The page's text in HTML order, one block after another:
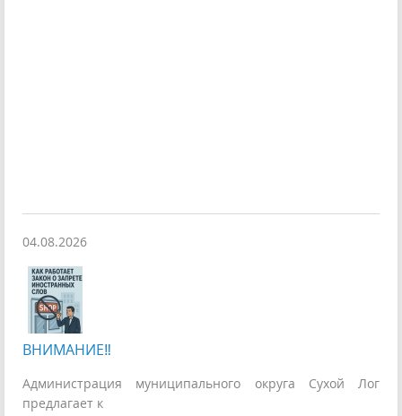
04.08.2026
ВНИМАНИЕ‼
Администрация муниципального округа Сухой Лог
предлагает к